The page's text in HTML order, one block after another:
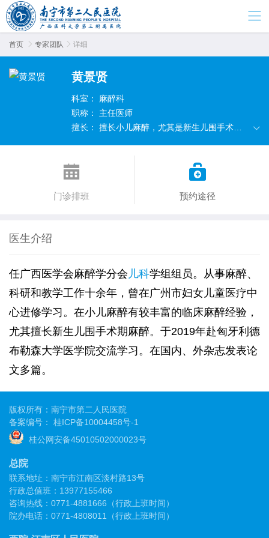
首页  专家团队  详细
黄景贤
科室：
麻醉科
职称： 主任医师
擅长： 擅长小儿麻醉，尤其是新生儿围手术期

门诊排班

预约途径
医生介绍
任广西医学会麻醉学分会 儿科学组组员。从事麻醉、
科研和教学工作十余年，曾在广州市妇女儿童医疗中
心进修学习。在小儿麻醉有较丰富的临床麻醉经验，
尤其擅长新生儿围手术期麻醉。于2019年赴匈牙利德
布勒森大学医学院交流学习。在国内、外杂志发表论
文多篇。
版权所有：南宁市第二人民医院
备案编号：
桂ICP备10004458号-1
桂公网安备45010502000023号
总院
联系地址：南宁市江南区淡村路13号
行政总值班：13977155466
咨询热线：0771-4881666（行政上班时间）
院办电话：0771-4808011（行政上班时间）